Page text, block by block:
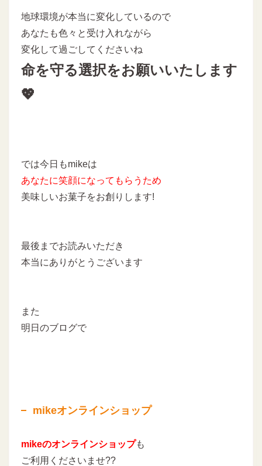
地球環境が本当に変化しているので
あなたも色々と受け入れながら
変化して過ごしてくださいね
命を守る選択をお願いいたします
💖
では今日もmikeは
あなたに笑顔になってもらうため
美味しいお菓子をお創りします!
最後までお読みいただき
本当にありがとうございます
また
明日のブログで
mikeオンラインショップ
mikeのオンラインショップも
ご利用くださいませ??